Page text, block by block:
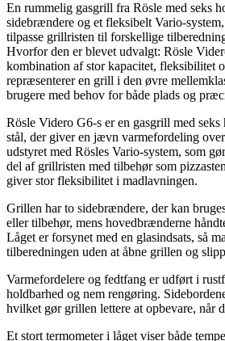
En rummelig gasgrill fra Rösle med seks
sidebrændere og et fleksibelt Vario-
tilpasse grillristen til forskellige
Hvorfor den er blevet udvalgt: Rösle
kombination af stor kapacitet, fleksibilitet
repræsenterer en grill i den øvre
brugere med behov for både plads og
Rösle Videro G6-s er en gasgrill med
stål, der giver en jævn varmefordeling
udstyret med Rösles Vario-system, som
del af grillristen med tilbehør som
giver stor fleksibilitet i madlavningen.
Grillen har to sidebrændere, der kan
eller tilbehør, mens hovedbrænderne
Låget er forsynet med en glasindsats, så
tilberedningen uden at åbne grillen og
Varmefordelere og fedtfang er udført i
holdbarhed og nem rengøring.
hvilket gør grillen lettere at opbevare, når
Et stort termometer i låget viser både